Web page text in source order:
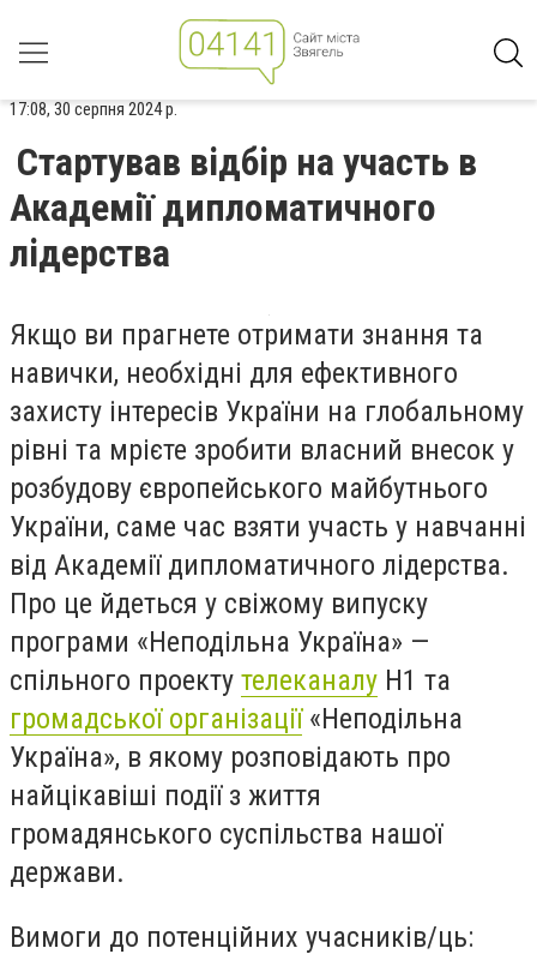
17:08, 30 серпня 2024 р.
Стартував відбір на участь в
Академії дипломатичного
лідерства
Якщо ви прагнете отримати знання та
навички, необхідні для ефективного
захисту інтересів України на глобальному
рівні та мрієте зробити власний внесок у
розбудову європейського майбутнього
України, саме час взяти участь у навчанні
від Академії дипломатичного лідерства.
Про це йдеться у свіжому випуску
програми «Неподільна Україна» —
спільного проекту телеканалу Н1 та
громадської організації«Неподільна
Україна», в якому розповідають про
найцікавіші події з життя
громадянського суспільства нашої
держави.
Вимоги до потенційних учасників/ць: